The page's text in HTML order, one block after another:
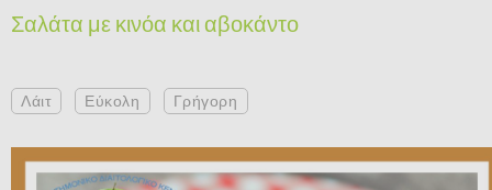
Σαλάτα με κινόα και αβοκάντο
Λάιτ Εύκολη Γρήγορη